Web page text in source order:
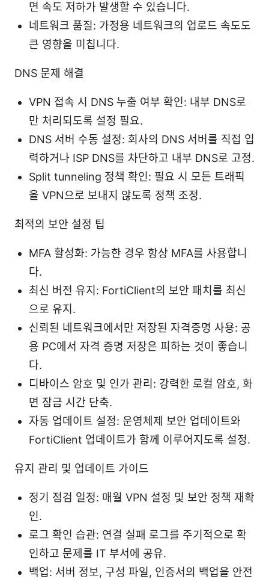
면 속도 저하가 발생할 수 있습니다.
네트워크 품질: 가정용 네트워크의 업로드 속도도
큰 영향을 미칩니다.
DNS 문제 해결
VPN 접속 시 DNS 누출 여부 확인: 내부 DNS로
만 처리되도록 설정 필요.
DNS 서버 수동 설정: 회사의 DNS 서버를 직접 입
력하거나 ISP DNS를 차단하고 내부 DNS로 고정.
Split tunneling 정책 확인: 필요 시 모든 트래픽
을 VPN으로 보내지 않도록 정책 조정.
최적의 보안 설정 팁
MFA 활성화: 가능한 경우 항상 MFA를 사용합니
다.
최신 버전 유지: FortiClient의 보안 패치를 최신
으로 유지.
신뢰된 네트워크에서만 저장된 자격증명 사용: 공
용 PC에서 자격 증명 저장은 피하는 것이 좋습니
다.
디바이스 암호 및 인가 관리: 강력한 로컬 암호, 화
면 잠금 시간 단축.
자동 업데이트 설정: 운영체제 보안 업데이트와
FortiClient 업데이트가 함께 이루어지도록 설정.
유지 관리 및 업데이트 가이드
정기 점검 일정: 매월 VPN 설정 및 보안 정책 재확
인.
로그 확인 습관: 연결 실패 로그를 주기적으로 확
인하고 문제를 IT 부서에 공유.
백업: 서버 정보, 구성 파일, 인증서의 백업을 안전